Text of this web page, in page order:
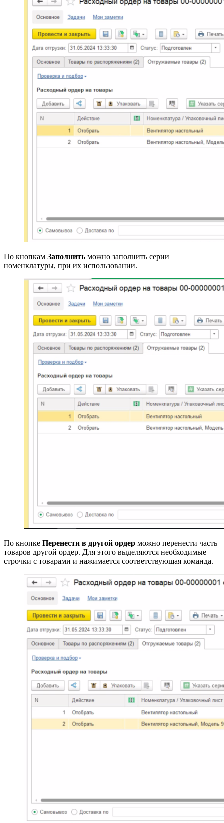
По кнопкам Заполнить можно заполнить серии
номенклатуры, при их использовании.
По кнопке Перенести в другой ордер можно перенести часть
товаров другой ордер. Для этого выделяются необходимые
строчки с товарами и нажимается соответствующая команда.